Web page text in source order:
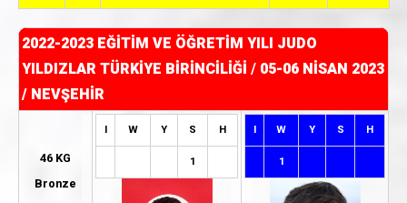
2022-2023 EĞİTİM VE ÖĞRETİM YILI JUDO
YILDIZLAR TÜRKİYE BİRİNCİLİĞİ / 05-06 NİSAN 2023
/ NEVŞEHİR
46 KG
Bronze
I W Y S H
1
I W Y S H
1